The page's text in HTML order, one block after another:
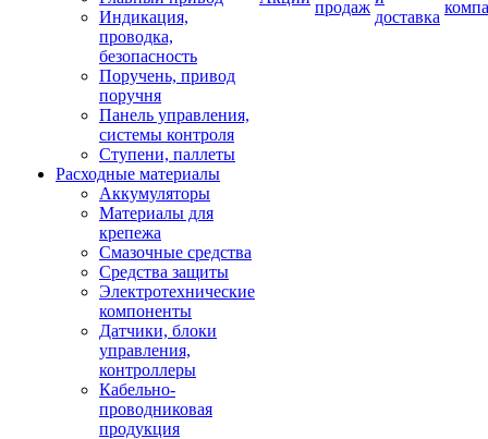
Индикация,
проводка,
безопасность
Поручень, привод
поручня
Панель управления,
системы контроля
Ступени, паллеты
Расходные материалы
Аккумуляторы
Материалы для
крепежа
Смазочные средства
Средства защиты
Электротехнические
компоненты
Датчики, блоки
управления,
контроллеры
Кабельно-
проводниковая
продукция
продаж
доставка